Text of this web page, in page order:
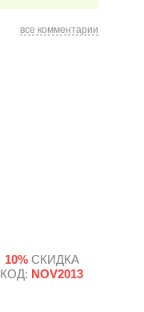
все комментарии
10%СКИДКА
КОД: NOV2013